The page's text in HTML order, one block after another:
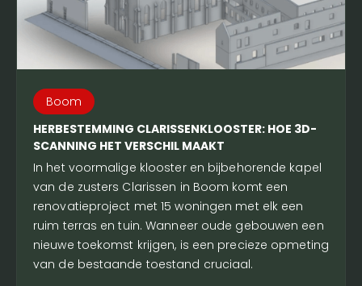
Boom
HERBESTEMMING CLARISSENKLOOSTER: HOE 3D-
SCANNING HET VERSCHIL MAAKT
In het voormalige klooster en bijbehorende kapel
van de zusters Clarissen in Boom komt een
renovatieproject met 15 woningen met elk een
ruim terras en tuin. Wanneer oude gebouwen een
nieuwe toekomst krijgen, is een precieze opmeting
van de bestaande toestand cruciaal.